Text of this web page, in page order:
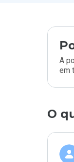
A
em
O